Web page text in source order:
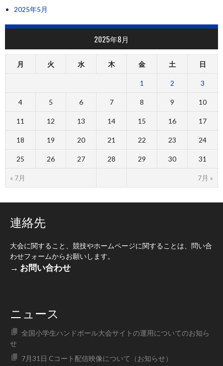
2025年5月
2025年8月
月 火 水 木 金 土 日
« 7月 7月 »
1 2 3
4 5 6 7 8 9 10
11 12 13 14 15 16 17
18 19 20 21 22 23 24
25 26 27 28 29 30 31
連絡先
大会に関すること、競技やホームページに関することは、問い合
わせフォームからお願いします。
→ お問い合わせ
ニュース
全国小学生ハンドボール大会サイトの運用についてのお知ら
せ
7月31日 Cコート配信映像について（お知らせ）